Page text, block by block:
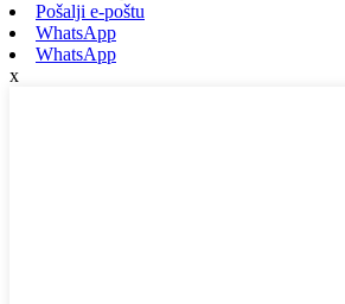
Pošalji e-poštu
WhatsApp
WhatsApp
x